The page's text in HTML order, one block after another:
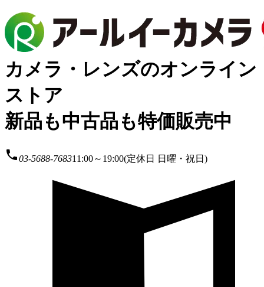
カメラ・レンズのオンライン
ストア
新品も中古品も特価販売中
local_phone03-5688-768311:00～19:00(定休日 日曜・祝日)